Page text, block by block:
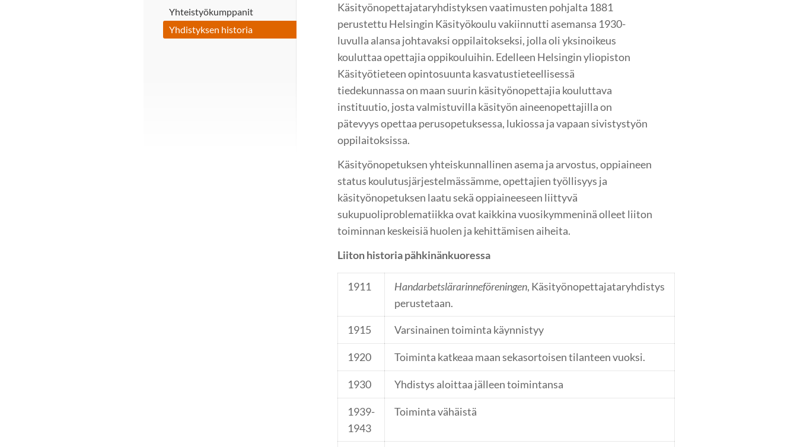
Yhteistyökumppanit
Yhdistyksen historia
Käsityönopettajataryhdistyksen vaatimusten pohjalta 1881
perustettu Helsingin Käsityökoulu vakiinnutti asemansa 1930-
luvulla alansa johtavaksi oppilaitokseksi, jolla oli yksinoikeus
kouluttaa opettajia oppikouluihin. Edelleen Helsingin yliopiston
Käsityötieteen opintosuunta kasvatustieteellisessä
tiedekunnassa on maan suurin käsityönopettajia kouluttava
instituutio, josta valmistuvilla käsityön aineenopettajilla on
pätevyys opettaa perusopetuksessa, lukiossa ja vapaan sivistystyön
oppilaitoksissa.
Käsityönopetuksen yhteiskunnallinen asema ja arvostus, oppiaineen
status koulutusjärjestelmässämme, opettajien työllisyys ja
käsityönopetuksen laatu sekä oppiaineeseen liittyvä
sukupuoliproblematiikka ovat kaikkina vuosikymmeninä olleet liiton
toiminnan keskeisiä huolen ja kehittämisen aiheita.
Liiton historia pähkinänkuoressa
1911 Handarbetslärarinneföreningen, Käsityönopettajataryhdistys
perustetaan.
1915 Varsinainen toiminta käynnistyy
1920 Toiminta katkeaa maan sekasortoisen tilanteen vuoksi.
1930 Yhdistys aloittaa jälleen toimintansa
1939-
1943
Toiminta vähäistä